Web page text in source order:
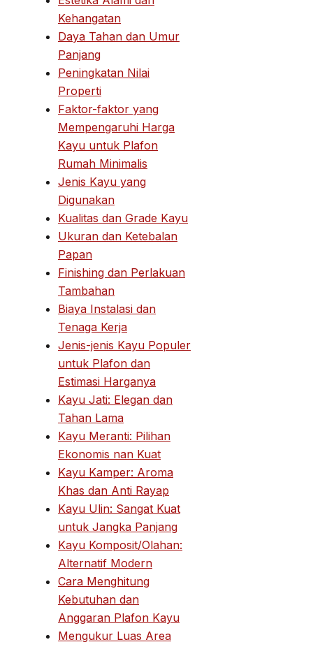
Kehangatan
Daya Tahan dan Umur
Panjang
Peningkatan Nilai
Properti
Faktor-faktor yang
Mempengaruhi Harga
Kayu untuk Plafon
Rumah Minimalis
Jenis Kayu yang
Digunakan
Kualitas dan Grade Kayu
Ukuran dan Ketebalan
Papan
Finishing dan Perlakuan
Tambahan
Biaya Instalasi dan
Tenaga Kerja
Jenis-jenis Kayu Populer
untuk Plafon dan
Estimasi Harganya
Kayu Jati: Elegan dan
Tahan Lama
Kayu Meranti: Pilihan
Ekonomis nan Kuat
Kayu Kamper: Aroma
Khas dan Anti Rayap
Kayu Ulin: Sangat Kuat
untuk Jangka Panjang
Kayu Komposit/Olahan:
Alternatif Modern
Cara Menghitung
Kebutuhan dan
Anggaran Plafon Kayu
Mengukur Luas Area